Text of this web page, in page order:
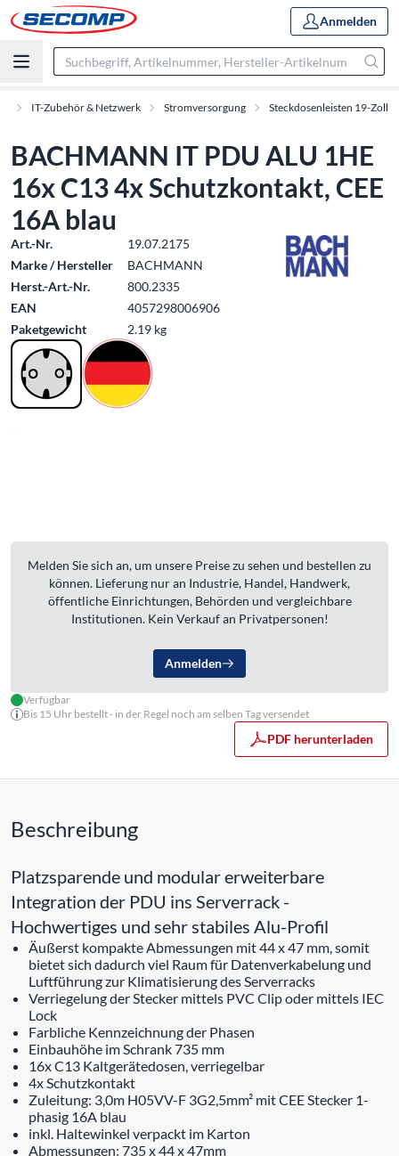
Anmelden
IT-Zubehör & Netzwerk Stromversorgung Steckdosenleisten 19-Zoll
BACHMANN IT PDU ALU 1HE
16x C13 4x Schutzkontakt, CEE
16A blau
Art.-Nr.
19.07.2175
Marke / Hersteller
BACHMANN
Herst.-Art.-Nr.
800.2335
EAN
4057298006906
Paketgewicht
2.19 kg
Melden Sie sich an, um unsere Preise zu sehen und bestellen zu
können. Lieferung nur an Industrie, Handel, Handwerk,
öffentliche Einrichtungen, Behörden und vergleichbare
Institutionen. Kein Verkauf an Privatpersonen!
Anmelden
Verfügbar
Bis 15 Uhr bestellt - in der Regel noch am selben Tag versendet
PDF herunterladen
Beschreibung
Platzsparende und modular erweiterbare
Integration der PDU ins Serverrack -
Hochwertiges und sehr stabiles Alu-Profil
Äußerst kompakte Abmessungen mit 44 x 47 mm, somit
bietet sich dadurch viel Raum für Datenverkabelung und
Luftführung zur Klimatisierung des Serverracks
Verriegelung der Stecker mittels PVC Clip oder mittels IEC
Lock
Farbliche Kennzeichnung der Phasen
Einbauhöhe im Schrank 735 mm
16x C13 Kaltgerätedosen, verriegelbar
4x Schutzkontakt
Zuleitung: 3,0m H05VV-F 3G2,5mm² mit CEE Stecker 1-
phasig 16A blau
inkl. Haltewinkel verpackt im Karton
Abmessungen: 735 x 44 x 47mm